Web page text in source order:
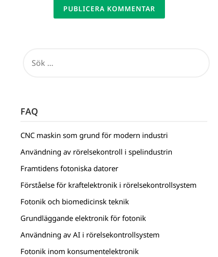
FAQ
CNC maskin som grund för modern industri
Användning av rörelsekontroll i spelindustrin
Framtidens fotoniska datorer
Förståelse för kraftelektronik i rörelsekontrollsystem
Fotonik och biomedicinsk teknik
Grundläggande elektronik för fotonik
Användning av AI i rörelsekontrollsystem
Fotonik inom konsumentelektronik